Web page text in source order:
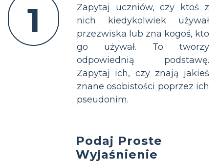
1
Zapytaj uczniów, czy ktoś z
nich kiedykolwiek używał
przezwiska lub zna kogoś, kto
go używał. To tworzy
odpowiednią podstawę.
Zapytaj ich, czy znają jakieś
znane osobistości poprzez ich
pseudonim.
Podaj Proste
Wyjaśnienie